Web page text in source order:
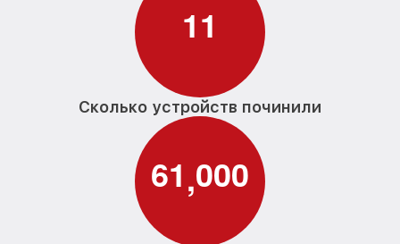
11
Сколько устройств починили
61,000